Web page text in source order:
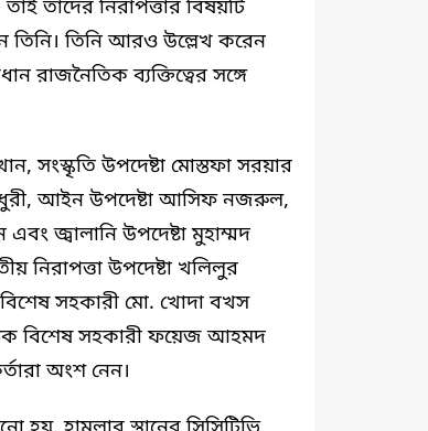
তাদের নিরাপত্তার বিষয়টি
তিনি। তিনি আরও উল্লেখ করেন
রাজনৈতিক ব্যক্তিত্বের সঙ্গে
সংস্কৃতি উপদেষ্টা মোস্তফা সরয়ার
আইন উপদেষ্টা আসিফ নজরুল,
জ্বালানি উপদেষ্টা মুহাম্মদ
নিরাপত্তা উপদেষ্টা খলিলুর
বিশেষ সহকারী মো. খোদা বখস
বিশেষ সহকারী ফয়েজ আহমদ
অংশ নেন।